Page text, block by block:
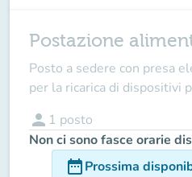
Postazione
Posto a sedere con presa
per la ricarica di dispositivi
person 1 posto
Non ci sono fasce orarie
date_rangeProssima